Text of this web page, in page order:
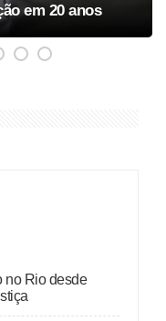
em 20 anos
no Rio desde